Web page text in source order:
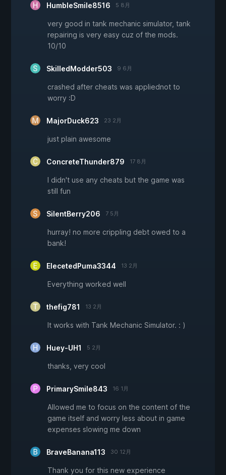
HumbleSmile8516 5 8月
very good in tank mechanic simulator, tank
repairing is very easy cuz of the mods.
10/10
SkilledModder503 9 6月
crashed after cheats was appliednot to
worry :D
MajorDuck623 23 2月
just plain awesome
ConcreteThunder879 17 8月
I didn't use any cheats but the game was
still fun
SilentBerry206 7 5月
hurray! no more crippling debt owed to a
bank!
ElecetedPuma3344 13 2月
Everything worked well
thefig781 13 2月
It works with Tank Mechanic Simulator. : )
Huey-UH1 5 2月
thanks, very cool
PrimarySmile843 16 1月
Allowed me to focus on the content of the
game itself and worry less about in game
expenses slowing me down
BraveBanana113 30 12月
Thank you for this new experience